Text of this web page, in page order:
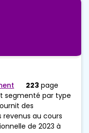
223 page
segmenté par type
des
au cours
de 2023 à